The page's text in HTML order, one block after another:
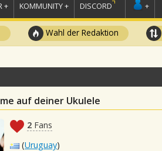
+ KOMMUNITY + DISCORD +
Wahl der Redaktion
auf deiner Ukulele
2 Fans
(Uruguay)